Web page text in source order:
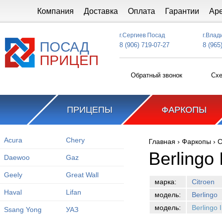
Компания Доставка Оплата Гарантии
ПОСАД
ПРИЦЕП
г.Сергиев Посад
8 (906) 719-07-27 8
Обратный звонок
ПРИЦЕПЫ ФАРКОПЫ
Acura Chery
Daewoo Gaz
Geely Great Wall
Haval Lifan
Ssang Yong УАЗ
Вы здесь
Главная › Фаркопы ›
Berlingo
марка:
Citroen
модель:
Berlingo
модель:
Berlingo